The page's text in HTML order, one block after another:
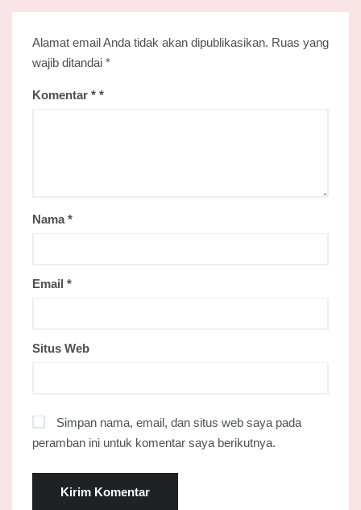
Alamat email Anda tidak akan dipublikasikan. Ruas yang
wajib ditandai *
Komentar *
Nama*
Email *
Situs Web
Simpan nama, email, dan situs web saya pada
peramban ini untuk komentar saya berikutnya.